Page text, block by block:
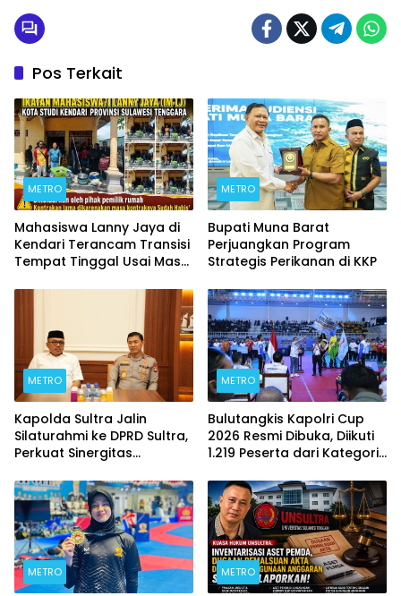
Pos Terkait
METRO
Mahasiswa Lanny Jaya di
Kendari Terancam Transisi
Tempat Tinggal Usai Masa
METRO
Bupati Muna Barat
Perjuangkan Program
Strategis Perikanan di KKP
METRO
Kapolda Sultra Jalin
Silaturahmi ke DPRD Sultra,
Perkuat Sinergitas
Kemajuan Daerah
METRO
Bulutangkis Kapolri Cup
2026 Resmi Dibuka, Diikuti
1.219 Peserta dari Kategori
METRO METRO